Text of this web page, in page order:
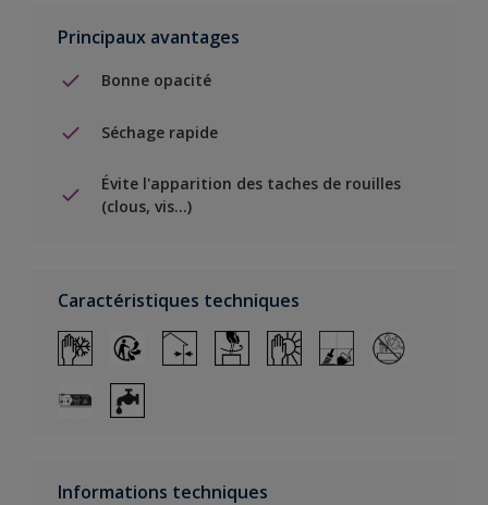
Principaux avantages
Bonne opacité
Séchage rapide
Évite l'apparition des taches de rouilles
(clous, vis…)
Caractéristiques techniques
Informations techniques